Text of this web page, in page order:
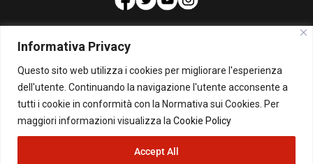
Informativa Privacy
Questo sito web utilizza i cookies per migliorare l'esperienza
dell'utente. Continuando la navigazione l'utente acconsente a
tutti i cookie in conformità con la Normativa sui Cookies. Per
maggiori informazioni visualizza la Cookie Policy
Accept All
PUBBLICITA'
Per la tua pubblicità su questo Blog:
pubblicita@beppegrillo.it
© Copyright 2026 - Il Blog di Beppe Grillo. All Rights Reserved - Powered by